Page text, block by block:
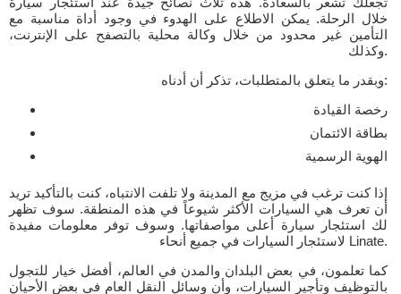
خلال الرحلة. يمكن الاطلاع على الهدوء في وجود أداة مناسبة مع
التأمين غير محدود من خلال وكالة محلية بالتصفح على الإنترنت،
وكذلك.
وبقدر ما يتعلق بالمتطلبات، تذكر أن أدناه:
رخصة القيادة
بطاقة الائتمان
الهوية الرسمية
إذا كنت ترغب في مزيج مع المدينة ولا تلفت الانتباه، كنت بالتأكيد تريد
أن تعرف هي السيارات الأكثر شيوعاً في هذه المنطقة. سوف تظهر
لك استئجار سيارة أعلى مواصفاتها. وسوف توفر معلومات مفيدة
لاستئجار السيارات في جميع أنحاء Linate.
كما تعلمون، في بعض البلدان والمدن في العالم، أفضل خيار للتجول
بالتوظيف وتأجير السيارات، وأن وسائل النقل العام في بعض الأحيان